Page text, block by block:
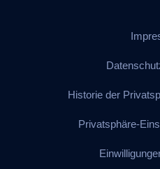
Historie der
Privatsphäre-